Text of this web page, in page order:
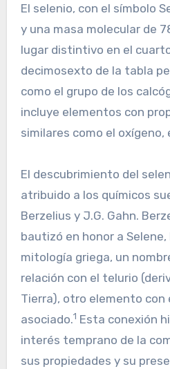
El selenio, con el símbolo
y una masa molecular de
lugar distintivo en el
decimosexto de la tabla
como el grupo de los
incluye elementos con
similares como el
El descubrimiento del
atribuido a los químicos
Berzelius y J.G. Gahn.
bautizó en honor a
mitología griega, un
relación con el telurio
Tierra), otro elemento con
asociado.1 Esta conexión
interés temprano de la
sus propiedades y su